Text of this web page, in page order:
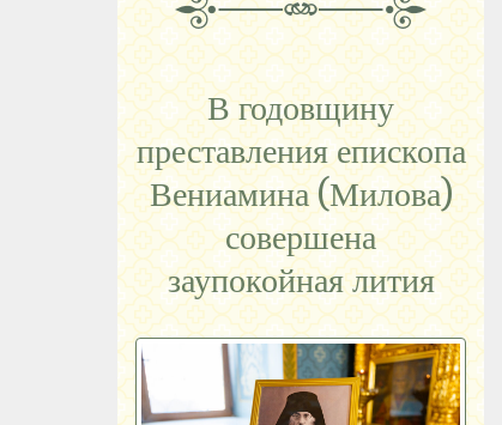
В годовщину
преставления епископа
Вениамина (Милова)
совершена
заупокойная лития